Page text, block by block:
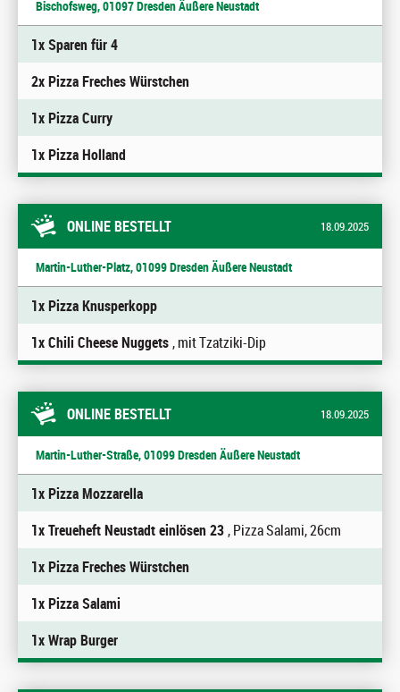
Bischofsweg, 01097 Dresden Äußere Neustadt
1x Sparen für 4
2x Pizza Freches Würstchen
1x Pizza Curry
1x Pizza Holland
ONLINE BESTELLT 18.09.2025
Martin-Luther-Platz, 01099 Dresden Äußere Neustadt
1x Pizza Knusperkopp
1x Chili Cheese Nuggets, mit Tzatziki-Dip
ONLINE BESTELLT 18.09.2025
Martin-Luther-Straße, 01099 Dresden Äußere Neustadt
1x Pizza Mozzarella
1x Treueheft Neustadt einlösen 23, Pizza Salami, 26cm
1x Pizza Freches Würstchen
1x Pizza Salami
1x Wrap Burger